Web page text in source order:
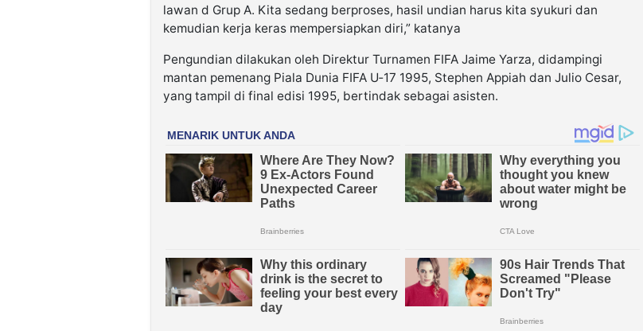
lawan d Grup A. Kita sedang berproses, hasil undian harus kita syukuri dan
kemudian kerja keras mempersiapkan diri,” katanya
Pengundian dilakukan oleh Direktur Turnamen FIFA Jaime Yarza, didampingi
mantan pemenang Piala Dunia FIFA U‑17 1995, Stephen Appiah dan Julio Cesar,
yang tampil di final edisi 1995, bertindak sebagai asisten.